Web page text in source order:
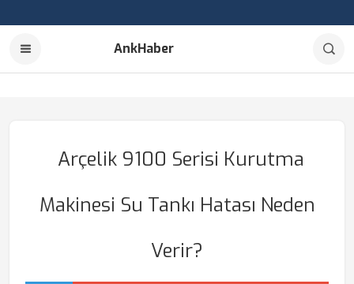
AnkHaber
Arçelik 9100 Serisi Kurutma
Makinesi Su Tankı Hatası Neden
Verir?